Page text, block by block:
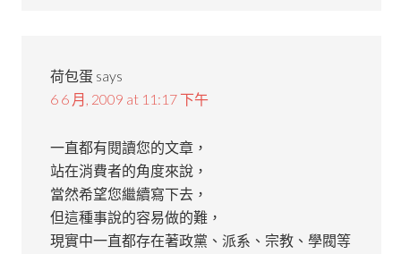
荷包蛋 says
6 6 月, 2009 at 11:17 下午
一直都有閱讀您的文章，
站在消費者的角度來說，
當然希望您繼續寫下去，
但這種事說的容易做的難，
現實中一直都存在著政黨、派系、宗教、學閥等